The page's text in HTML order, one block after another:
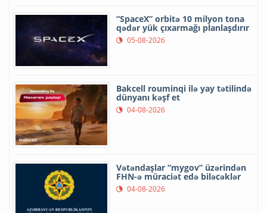
“SpaceX” orbitə 10 milyon tona
qədər yük çıxarmağı planlaşdırır
05-08-2026
Bakcell rouminqi ilə yay tətilində
dünyanı kəşf et
04-08-2026
Vətəndaşlar “mygov” üzərindən
FHN-ə müraciət edə biləcəklər
04-08-2026